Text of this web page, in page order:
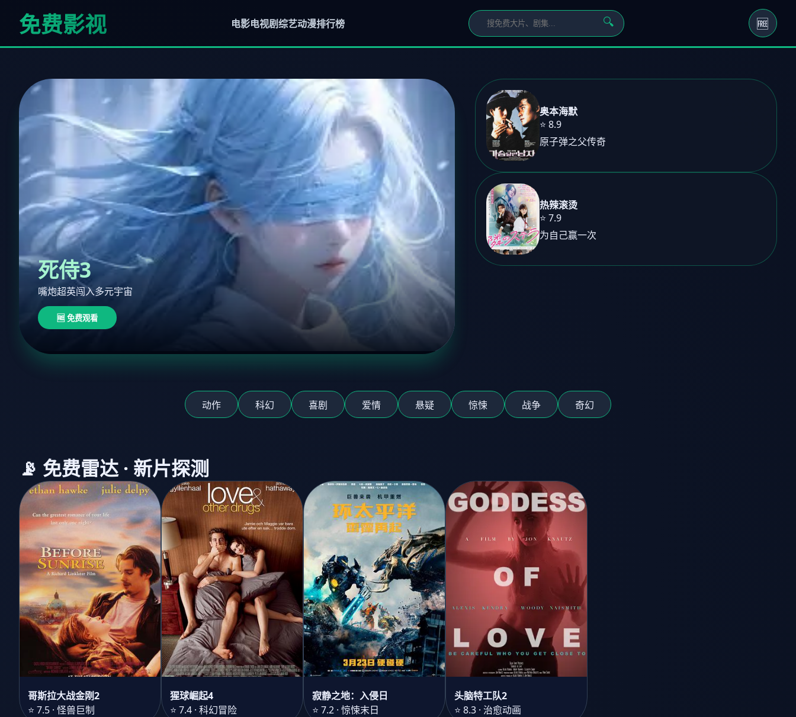
免费影视 电影电视剧综艺动漫排行榜 🔍 🆓
死侍3
嘴炮超英闯入多元宇宙
🆓 免费观看
奥本海默
⭐ 8.9
原子弹之父传奇
热辣滚烫
⭐ 7.9
为自己赢一次
动作 科幻 喜剧 爱情 悬疑 惊悚 战争 奇幻
📡 免费雷达 · 新片探测
哥斯拉大战金刚2
⭐ 7.5 · 怪兽巨制
猩球崛起4
⭐ 7.4 · 科幻冒险
寂静之地：入侵日
⭐ 7.2 · 惊悚末日
头脑特工队2
⭐ 8.3 · 治愈动画